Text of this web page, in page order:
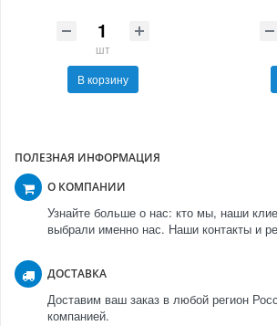
шт
В корзину
ПОЛЕЗНАЯ ИНФОРМАЦИЯ
О КОМПАНИИ
Узнайте больше о нас: кто мы, наши
выбрали именно нас. Наши контакты и
ДОСТАВКА
Доставим ваш заказ в любой регион
компанией.